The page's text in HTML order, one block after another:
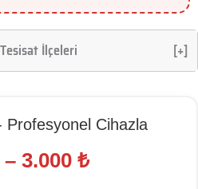
İlçeleri [+]
Profesyonel Cihazla
– 3.000 ₺